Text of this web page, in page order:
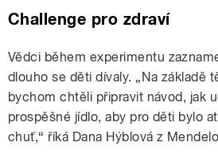
Challenge pro zdraví
Vědci během experimentu
dlouho se děti dívaly. „Na základě
bychom chtěli připravit návod, jak
prospěšné jídlo, aby pro děti bylo
chuť,“ říká Dana Hýblová z